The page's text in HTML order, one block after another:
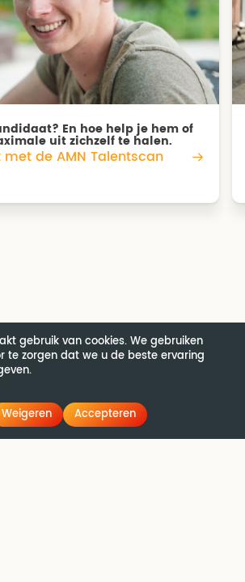
gebruik van cookies. We gebruiken
te zorgen dat we u de beste ervaring
Weigeren Accepteren
En hoe help je hem of
uit zichzelf te halen.
met de AMN Talentscan